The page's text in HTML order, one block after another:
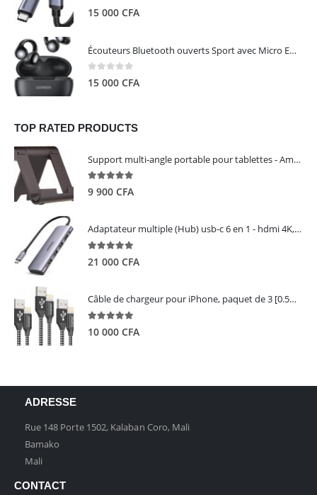
0 out of 5
15 000 CFA
Écouteurs Bluetooth ouverts Sport avec Micro ENC IPX5 – HiTune S3 UGREEN 45785
0 out of 5
15 000 CFA
TOP RATED PRODUCTS
Support multi-angle portable pour tablettes - Amazon Basics
5.00out of 5
9 900 CFA
Adaptateur multiple (Hub) usb-c 6 en 1 - hdmi 4K, 3 ports USB 3.0 et lecteur de carte sd tf - UGREEN
5.00out of 5
21 000 CFA
Câble de chargeur pour iPhone, paquet de 3 [0.5M 1M 2M] - GIANAC
10 000 CFA
ADRESSE
Rue 148 Porte 1502, Kalaban Coro, Mali
Bamako
Mali
CONTACT